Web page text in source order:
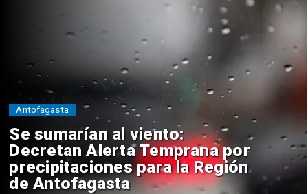
Se sumarían al viento:
Decretan Alerta Temprana por
precipitaciones para la Región
de Antofagasta
Antofagasta